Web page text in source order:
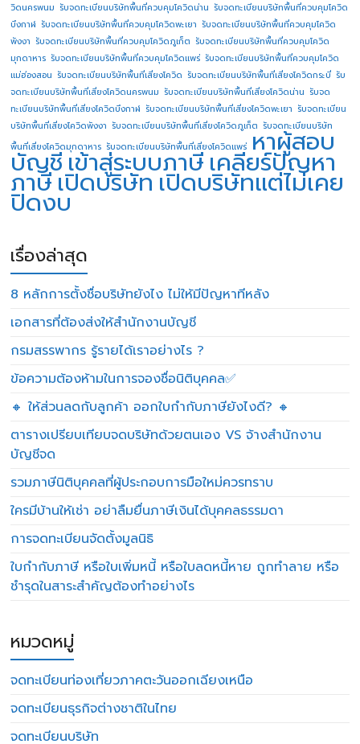
วิดนครพนม รับจดทะเบียนบริษัทพื้นที่ควบคุมโควิดน่าน รับจดทะเบียนบริษัทพื้นที่ควบคุมโควิด
บึงกาฬ รับจดทะเบียนบริษัทพื้นที่ควบคุมโควิดพะเยา รับจดทะเบียนบริษัทพื้นที่ควบคุมโควิด
พังงา รับจดทะเบียนบริษัทพื้นที่ควบคุมโควิดภูเก็ต รับจดทะเบียนบริษัทพื้นที่ควบคุมโควิด
มุกดาหาร รับจดทะเบียนบริษัทพื้นที่ควบคุมโควิดแพร่ รับจดทะเบียนบริษัทพื้นที่ควบคุมโควิด
แม่ฮ่องสอน รับจดทะเบียนบริษัทพื้นที่เสี่ยงโควิด รับจดทะเบียนบริษัทพื้นที่เสี่ยงโควิดกระบี่ รับ
จดทะเบียนบริษัทพื้นที่เสี่ยงโควิดนครพนม รับจดทะเบียนบริษัทพื้นที่เสี่ยงโควิดน่าน รับจด
ทะเบียนบริษัทพื้นที่เสี่ยงโควิดบึงกาฬ รับจดทะเบียนบริษัทพื้นที่เสี่ยงโควิดพะเยา รับจดทะเบียน
บริษัทพื้นที่เสี่ยงโควิดพังงา รับจดทะเบียนบริษัทพื้นที่เสี่ยงโควิดภูเก็ต รับจดทะเบียนบริษัท
พื้นที่เสี่ยงโควิดมุกดาหาร รับจดทะเบียนบริษัทพื้นที่เสี่ยงโควิดแพร่ หาผู้สอบ
บัญชี เข้าสู่ระบบภาษี เคลียร์ปัญหา
ภาษี เปิดบริษัท เปิดบริษัทแต่ไม่เคย
ปิดงบ
เรื่องล่าสุด
8 หลักการตั้งชื่อบริษัทยังไง ไม่ให้มีปัญหาทีหลัง
เอกสารที่ต้องส่งให้สำนักงานบัญชี
กรมสรรพากร รู้รายได้เราอย่างไร ?
ข้อความต้องห้ามในการจองชื่อนิติบุคคล✅
🔸 ให้ส่วนลดกับลูกค้า ออกใบกำกับภาษียังไงดี? 🔸
ตารางเปรียบเทียบจดบริษัทด้วยตนเอง VS จ้างสำนักงาน
บัญชีจด
รวมภาษีนิติบุคคลที่ผู้ประกอบการมือใหม่ควรทราบ
ใครมีบ้านให้เช่า อย่าลืมยื่นภาษีเงินได้บุคคลธรรมดา
การจดทะเบียนจัดตั้งมูลนิธิ
ใบกำกับภาษี หรือใบเพิ่มหนี้ หรือใบลดหนี้หาย ถูกทำลาย หรือ
ชำรุดในสาระสำคัญต้องทำอย่างไร
หมวดหมู่
จดทะเบียนท่องเที่ยวภาคตะวันออกเฉียงเหนือ
จดทะเบียนธุรกิจต่างชาติในไทย
จดทะเบียนบริษัท